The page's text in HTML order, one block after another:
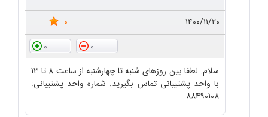
۱۴۰۰/۱۱/۲۰
0
0
0
سلام. لطفا بین روزهای شنبه تا چهارشنبه از ساعت 8 تا 13
با واحد پشتیبانی تماس بگیرید. شماره واحد پشتیبانی:
88490108